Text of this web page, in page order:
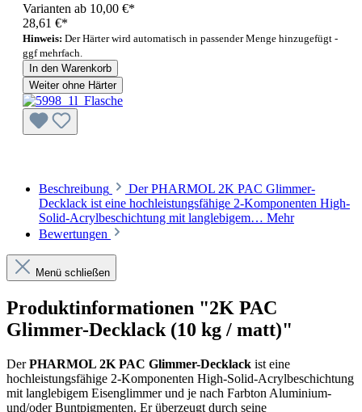
Varianten ab 10,00 €*
28,61 €*
Hinweis: Der Härter wird automatisch in passender Menge hinzugefügt -
ggf mehrfach.
In den Warenkorb
Weiter ohne Härter
Beschreibung
Der PHARMOL 2K PAC Glimmer-
Decklack ist eine hochleistungsfähige 2-Komponenten High-
Solid-Acrylbeschichtung mit langlebigem… Mehr
Bewertungen
Menü schließen
Produktinformationen "2K PAC
Glimmer-Decklack (10 kg / matt)"
Der PHARMOL 2K PAC Glimmer-Decklack ist eine
hochleistungsfähige 2-Komponenten High-Solid-Acrylbeschichtung
mit langlebigem Eisenglimmer und je nach Farbton Aluminium-
und/oder Buntpigmenten. Er überzeugt durch seine